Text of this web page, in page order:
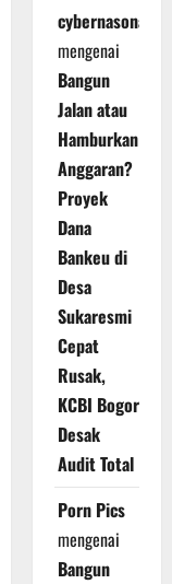
cybernasonal
mengenai
Bangun
Jalan atau
Hamburkan
Anggaran?
Proyek
Dana
Bankeu di
Desa
Sukaresmi
Cepat
Rusak,
KCBI Bogor
Desak
Audit Total
Porn Pics
mengenai
Bangun